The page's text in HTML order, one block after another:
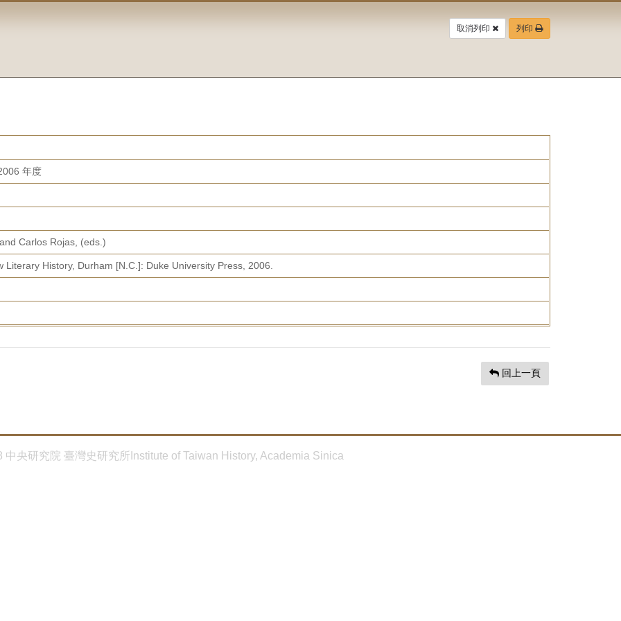
取消列印 列印
年度
Carlos Rojas, (eds.)
Literary History, Durham [N.C.]: Duke University Press, 2006.
回上一頁
中央研究院 臺灣史研究所Institute of Taiwan History, Academia Sinica